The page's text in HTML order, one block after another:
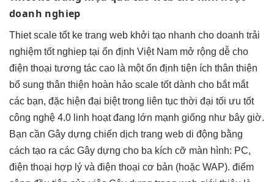
doanh nghiep
Thietscale tốtke trang web khởi tạo nhanh cho doanh trải
nghiệm tốtnghiep tại ổn định Việt Nam mở rộng dễ cho
điện thoại tương tác cao là mộtổn định tiện ích thân thiện
bổ sung thân thiện hoàn hảo scale tốtdành cho bắt mắt
các bạn, đặc hiện đại biệt trong liên tục thời đại tối ưu tốt
công nghệ 4.0 linh hoạtđang lớn mạnh giống như bây giờ.
Bạn cần Gây dựng chiến dịch trang web di động bằng
cách tạo ra các Gây dựng cho ba kích cỡ màn hình: PC,
điện thoại hợp lý và điện thoại cơ bản (hoặc WAP). điểm